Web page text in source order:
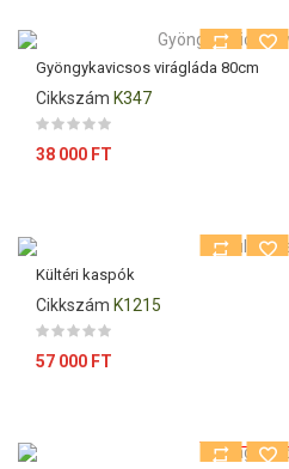
Gyöngykavicsos virágláda 80cm
Cikkszám K347
Ár
38 000 FT
Kültéri kaspók
Cikkszám K1215
Ár
57 000 FT